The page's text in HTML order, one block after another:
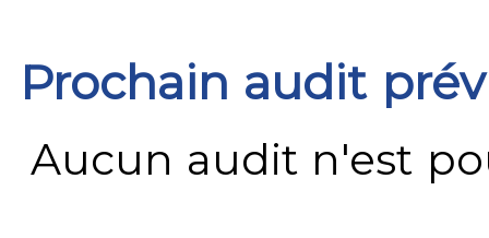
Prochain audit
Aucun audit n'est